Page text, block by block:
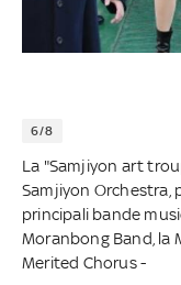
6/8
La "Samjiyon art
Samjiyon Orchestra,
principali bande
Moranbong Band, la
Merited Chorus -